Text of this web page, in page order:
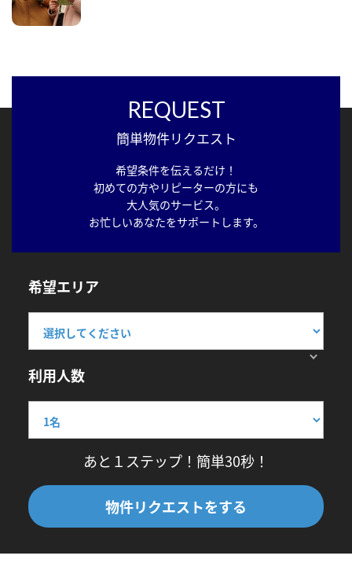
REQUEST
簡単物件リクエスト
希望条件を伝えるだけ！
初めての方やリピーターの方にも
大人気のサービス。
お忙しいあなたをサポートします。
希望エリア
利用人数
あと１ステップ！簡単30秒！
物件リクエストをする